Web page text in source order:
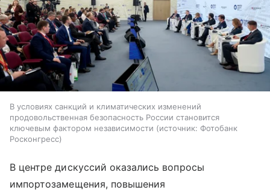
В условиях санкций и климатических изменений
продовольственная безопасность России становится
ключевым фактором независимости
источник: Фотобанк
Росконгресс
В центре дискуссий оказались вопросы
импортозамещения, повышения